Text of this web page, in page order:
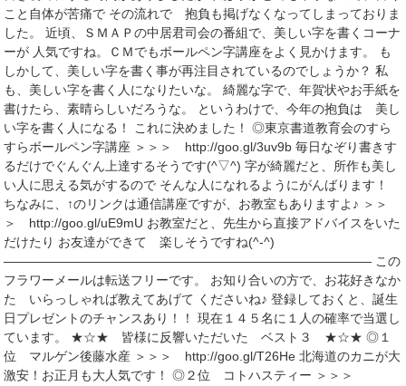
こと自体が苦痛で その流れで 抱負も掲げなくなってしまっておりま
した。 近頃、ＳＭＡＰの中居君司会の番組で、美しい字を書くコーナ
ーが 人気ですね。ＣＭでもボールペン字講座をよく見かけます。 も
しかして、美しい字を書く事が再注目されているのでしょうか？ 私
も、美しい字を書く人になりたいな。 綺麗な字で、年賀状やお手紙を
書けたら、素晴らしいだろうな。 というわけで、今年の抱負は 美し
い字を書く人になる！ これに決めました！ ◎東京書道教育会のすら
すらボールペン字講座 ＞＞＞ http://goo.gl/3uv9b 毎日なぞり書きす
るだけでぐんぐん上達するそうです(^▽^) 字が綺麗だと、所作も美し
い人に思える気がするので そんな人になれるようにがんばります！
ちなみに、↑のリンクは通信講座ですが、お教室もありますよ♪ ＞＞
＞ http://goo.gl/uE9mU お教室だと、先生から直接アドバイスをいた
だけたり お友達ができて 楽しそうですね(^-^)
――――――――――――――――――――――――――――― この
フラワーメールは転送フリーです。 お知り合いの方で、お花好きなか
た いらっしゃれば教えてあげて くださいね♪ 登録しておくと、誕生
日プレゼントのチャンスあり！！ 現在１４５名に１人の確率で当選し
ています。 ★☆★ 皆様に反響いただいた ベスト３ ★☆★ ◎１
位 マルゲン後藤水産 ＞＞＞ http://goo.gl/T26He 北海道のカニが大
激安！お正月も大人気です！ ◎２位 コトハスティー ＞＞＞